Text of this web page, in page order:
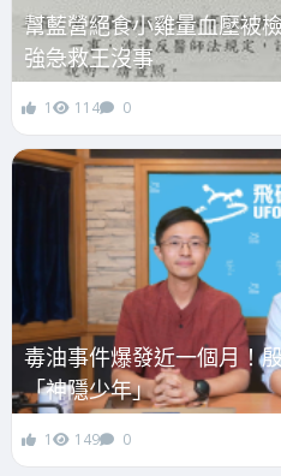
幫藍營絕食小雞量血壓被
強急救王沒事
1 114 0
毒油事件爆發近一個月！
「神隱少年」
1 149 0